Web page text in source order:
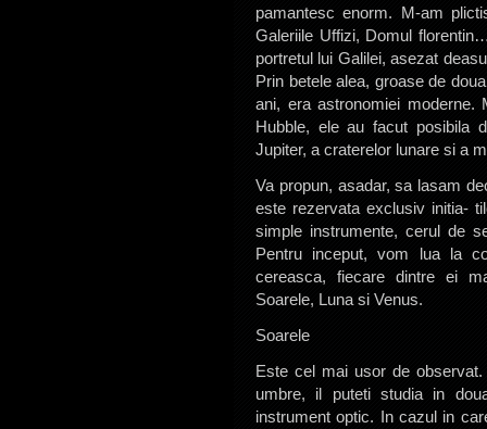
pamantesc enorm. M-am
Galeriile Uffizi, Domul
portretul lui Galilei, asezat
Prin betele alea, groase de
ani, era astronomiei moderne.
Hubble, ele au facut posibila
Jupiter, a craterelor lunare si a
Va propun, asadar, sa lasam
este rezervata exclusiv initia-
simple instrumente, cerul de
Pentru inceput, vom lua la
cereasca, fiecare dintre ei
Soarele, Luna si Venus.
Soarele
Este cel mai usor de
umbre, il puteti studia in
instrument optic. In cazul in